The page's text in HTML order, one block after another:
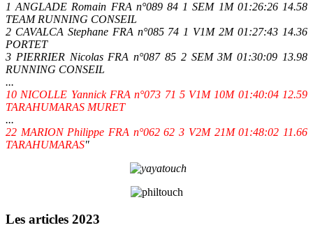
1 ANGLADE Romain FRA n°089 84 1 SEM 1M 01:26:26 14.58
TEAM RUNNING CONSEIL
2 CAVALCA Stephane FRA n°085 74 1 V1M 2M 01:27:43 14.36
PORTET
3 PIERRIER Nicolas FRA n°087 85 2 SEM 3M 01:30:09 13.98
RUNNING CONSEIL
...
10 NICOLLE Yannick FRA n°073 71 5 V1M 10M 01:40:04 12.59
TARAHUMARAS MURET
...
22 MARION Philippe FRA n°062 62 3 V2M 21M 01:48:02 11.66
TARAHUMARAS"
Les articles 2023